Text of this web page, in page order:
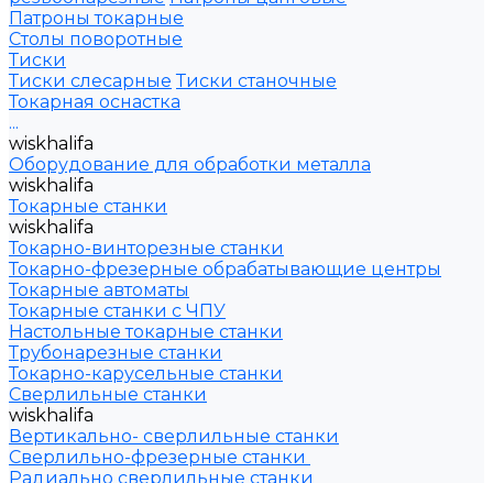
Патроны токарные
Столы поворотные
Тиски
Тиски слесарные Тиски станочные
Токарная оснастка
...
wiskhalifa
Оборудование для обработки металла
wiskhalifa
Токарные станки
wiskhalifa
Токарно-винторезные станки
Токарно-фрезерные обрабатывающие центры
Токарные автоматы
Токарные станки с ЧПУ
Настольные токарные станки
Трубонарезные станки
Токарно-карусельные станки
Сверлильные станки
wiskhalifa
Вертикально- сверлильные станки
Сверлильно-фрезерные станки
Радиально сверлильные станки